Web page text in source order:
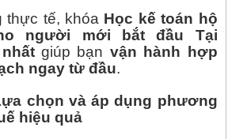
thực tế, khóa Học kế toán hộ
người mới bắt đầu Tại
giúp bạn vận hành hợp
ngay từ đầu.
chọn và áp dụng phương
hiệu quả